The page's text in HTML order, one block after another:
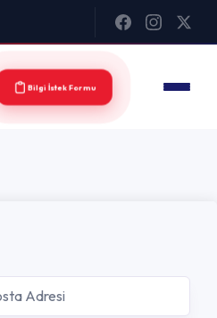
Bilgi İstek Formu